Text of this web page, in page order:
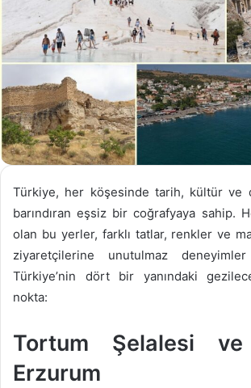
Türkiye, her köşesinde tarih, kültür ve
barındıran eşsiz bir coğrafyaya sahip.
olan bu yerler, farklı tatlar, renkler ve
ziyaretçilerine unutulmaz
Türkiye’nin dört bir yanındaki
nokta:
Tortum Şelalesi
Erzurum